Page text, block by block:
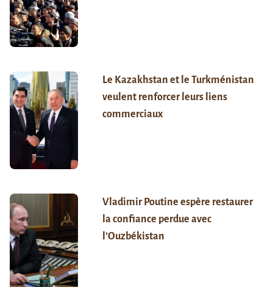
Le Kazakhstan et le Turkménistan
veulent renforcer leurs liens
commerciaux
Vladimir Poutine espère restaurer
la confiance perdue avec
l’Ouzbékistan